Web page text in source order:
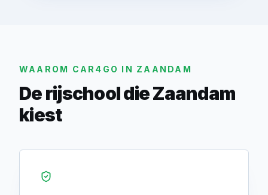
WAAROM CAR4GO IN ZAANDAM
De rijschool die Zaandam
kiest